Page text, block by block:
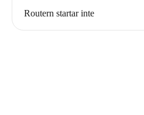
Routern startar inte